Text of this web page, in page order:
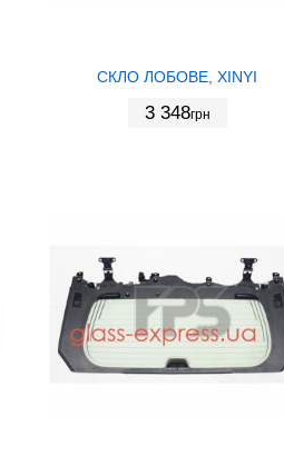
СКЛО ЛОБОВЕ, XINYI
3 348грн